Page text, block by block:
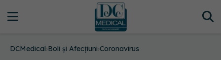
DCMedical›Boli și Afecțiuni›Coronavirus